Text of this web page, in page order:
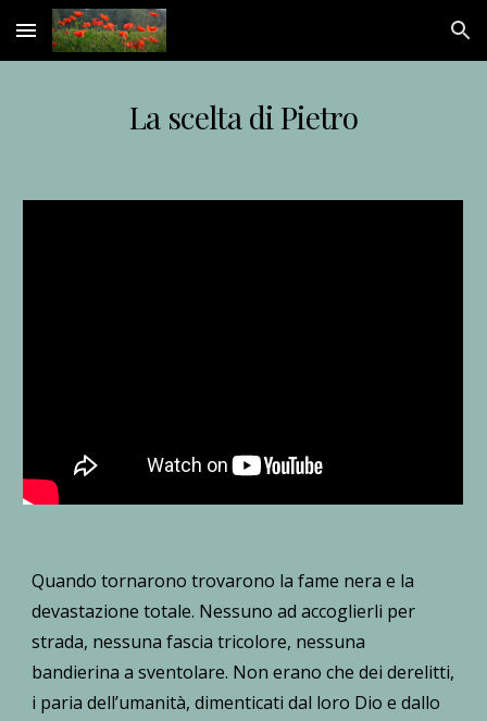
Skip to main content Skip to navigation
La scelta di Pietro
Quando tornarono trovarono la fame nera e la
devastazione totale. Nessuno ad accoglierli per
strada, nessuna fascia tricolore, nessuna
bandierina a sventolare. Non erano che dei derelitti,
i paria dell’umanità, dimenticati dal loro Dio e dallo